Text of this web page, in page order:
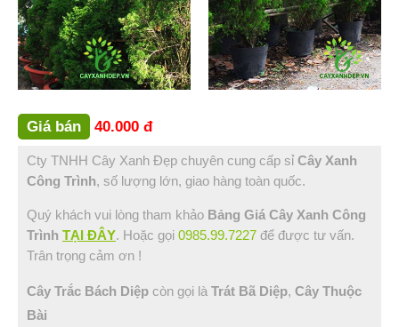
Vũng Tàu (1)
Sóc Trăng (1)
Hậu Giang (1)
Tin Tức
Giá bán 40.000 đ
Cty TNHH Cây Xanh Đẹp chuyên cung cấp sỉ Cây Xanh
Công Trình, số lượng lớn, giao hàng toàn quốc.
Quý khách vui lòng tham khảo Bảng Giá Cây Xanh Công
Trình TẠI ĐÂY. Hoặc gọi 0985.99.7227 để được tư vấn.
Trân trọng cảm ơn !
Cây Trắc Bách Diệp còn gọi là Trát Bã Diệp, Cây Thuộc
Bài